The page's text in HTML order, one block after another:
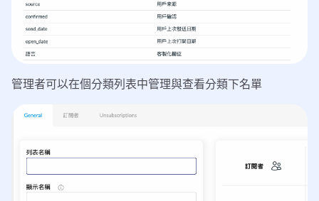
管理者可以在個分類列表中管理與查看分類下名單